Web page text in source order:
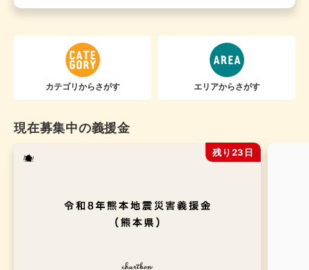
カテゴリからさがす エリアからさがす
現在募集中の義援金
残り23日